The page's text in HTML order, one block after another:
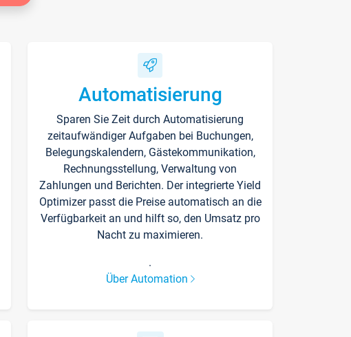
Automatisierung
Sparen Sie Zeit durch Automatisierung
zeitaufwändiger Aufgaben bei Buchungen,
Belegungskalendern, Gästekommunikation,
Rechnungsstellung, Verwaltung von
Zahlungen und Berichten. Der integrierte Yield
Optimizer passt die Preise automatisch an die
Verfügbarkeit an und hilft so, den Umsatz pro
Nacht zu maximieren.
.
Über Automation